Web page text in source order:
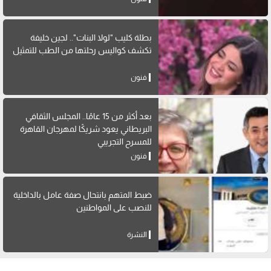
بطلة كليب "لولا البنات".. لجين خليفة
تكشف كواليس رحلتها من الطب للتمثيل
فنون
بعد أكثر من 15 عامًا.. المجلس الثقافي
البريطاني يعود شريكًا لمهرجان القاهرة
للمسرح التجريبي
فنون
ضبط المتهم بانتحال صفة عامل بالداخلية
للنصب على المواطنين
النشرة